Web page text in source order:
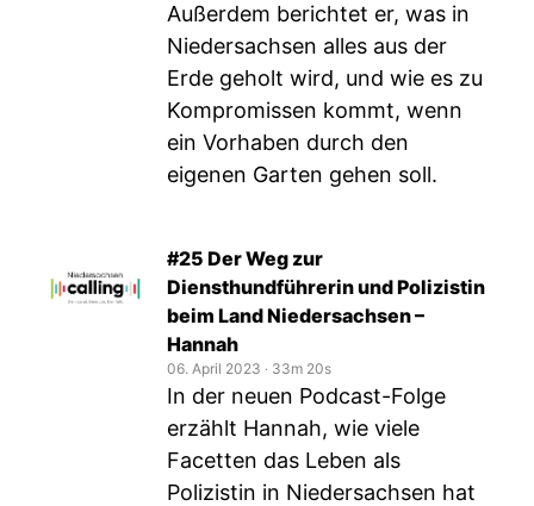
Außerdem berichtet er, was in
Niedersachsen alles aus der
Erde geholt wird, und wie es zu
Kompromissen kommt, wenn
ein Vorhaben durch den
eigenen Garten gehen soll.
#25 Der Weg zur
Diensthundführerin und Polizistin
beim Land Niedersachsen –
Hannah
06. April 2023 ‧ 33m 20s
In der neuen Podcast-Folge
erzählt Hannah, wie viele
Facetten das Leben als
Polizistin in Niedersachsen hat